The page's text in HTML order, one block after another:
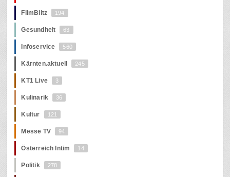
FilmBlitz 194
Gesundheit 63
Infoservice 560
Kärnten.aktuell 245
KT1 Live 3
Kulinarik 36
Kultur 121
Messe TV 94
Österreich Intim 14
Politik 278